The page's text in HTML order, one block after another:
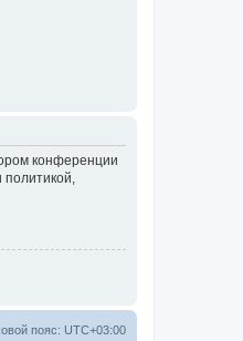
конференции
политикой,
пояс: UTC+03:00